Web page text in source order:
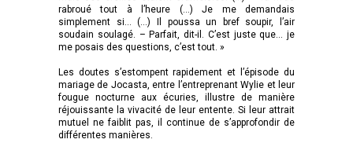
rabroué tout à l’heure (…) Je me demandais
simplement si… (…) Il poussa un bref soupir, l’air
soudain soulagé. – Parfait, dit-il. C’est juste que… je
me posais des questions, c’est tout. »
Les doutes s’estompent rapidement et l’épisode du
mariage de Jocasta, entre l’entreprenant Wylie et leur
fougue nocturne aux écuries, illustre de manière
réjouissante la vivacité de leur entente. Si leur attrait
mutuel ne faiblit pas, il continue de s’approfondir de
différentes manières.